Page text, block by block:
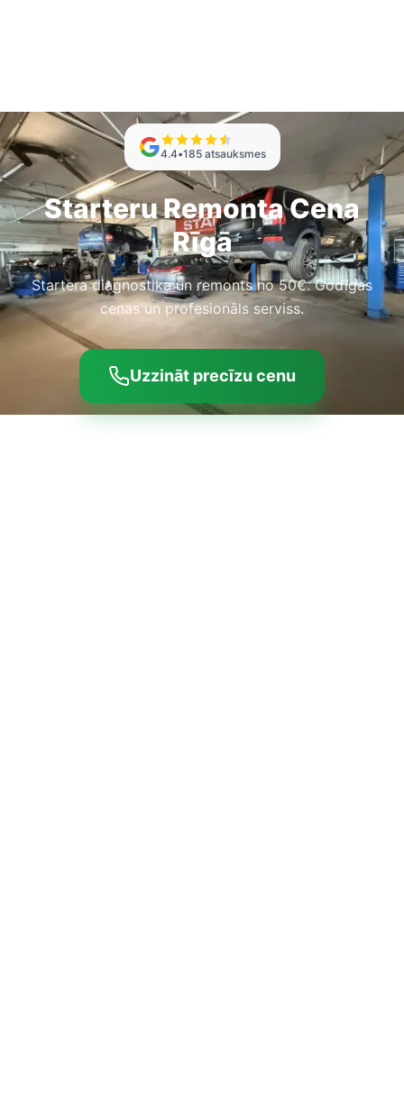
4.4•185 atsauksmes
Starteru Remonta Cena
Rīgā
Startera diagnostika un remonts no 50€. Godīgas
cenas un profesionāls serviss.
Uzzināt precīzu cenu